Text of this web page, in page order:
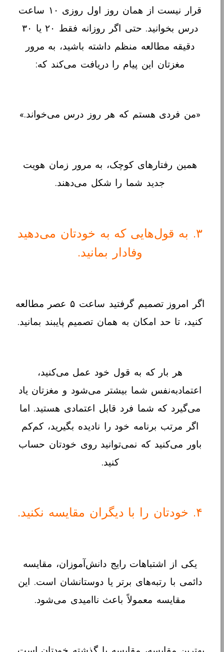
قرار نیست از همان روز اول روزی ۱۰ ساعت
درس بخوانید. حتی اگر روزانه فقط ۲۰ یا ۳۰
دقیقه مطالعه منظم داشته باشید، به مرور
مغزتان این پیام را دریافت می‌کند که:
«من فردی هستم که هر روز درس می‌خواند.»
همین رفتارهای کوچک، به مرور زمان هویت
جدید شما را شکل می‌دهند.
۳. به قول‌هایی که به خودتان می‌دهید
وفادار بمانید.
اگر امروز تصمیم گرفتید ساعت ۵ عصر مطالعه
کنید، تا حد امکان به همان تصمیم پایبند بمانید.
هر بار که به قول خود عمل می‌کنید،
اعتمادبه‌نفس شما بیشتر می‌شود و مغزتان یاد
می‌گیرد که شما فرد قابل اعتمادی هستید. اما
اگر مرتب برنامه خود را نادیده بگیرید، کم‌کم
باور می‌کنید که نمی‌توانید روی خودتان حساب
کنید.
۴. خودتان را با دیگران مقایسه نکنید.
یکی از اشتباهات رایج دانش‌آموزان، مقایسه
دائمی با رتبه‌های برتر یا دوستانشان است. این
مقایسه معمولاً باعث ناامیدی می‌شود.